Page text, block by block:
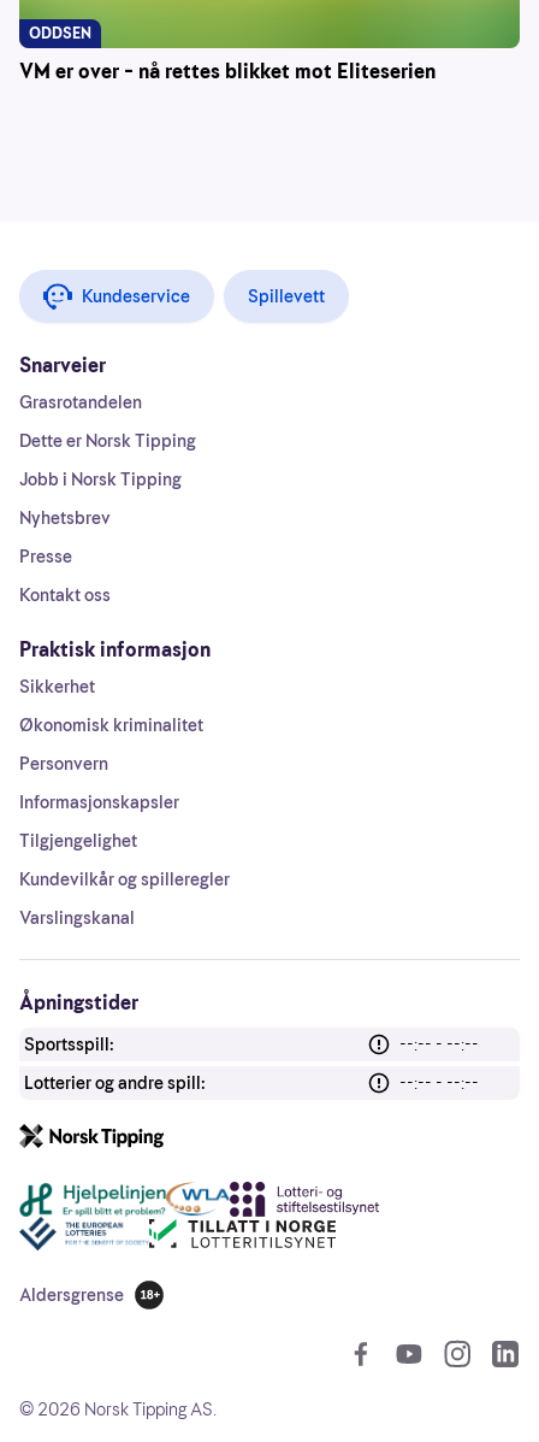
VM er over – nå rettes blikket mot Eliteserien
ODDSEN
Kundeservice Spillevett
Snarveier
Grasrotandelen
Dette er Norsk Tipping
Jobb i Norsk Tipping
Nyhetsbrev
Presse
Kontakt oss
Praktisk informasjon
Sikkerhet
Økonomisk kriminalitet
Personvern
Informasjonskapsler
Tilgjengelighet
Kundevilkår og spilleregler
Varslingskanal
Åpningstider
Sportsspill:
--:-- - --:--
Lotterier og andre spill:
--:-- - --:--
Andre lenker
Aldersgrense
18 år
© 2026 Norsk Tipping AS.